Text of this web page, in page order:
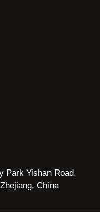
Park Yishan Road,
China